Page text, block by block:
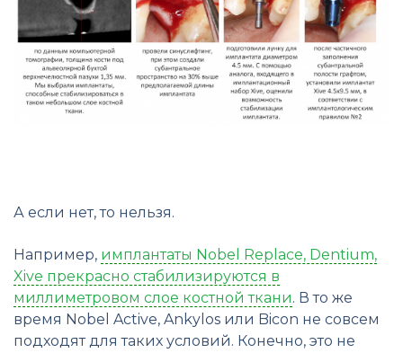
А если нет, то нельзя.
Например, имплантаты Nobel Replace, Dentium,
Xive прекрасно стабилизируются в
миллиметровом слое костной ткани. В то же
время Nobel Active, Ankylos или Bicon не совсем
подходят для таких условий. Конечно, это не